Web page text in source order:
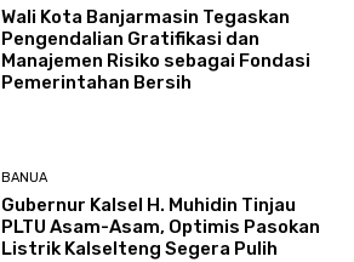
Wali Kota Banjarmasin Tegaskan
Pengendalian Gratifikasi dan
Manajemen Risiko sebagai Fondasi
Pemerintahan Bersih
BANUA
Gubernur Kalsel H. Muhidin Tinjau
PLTU Asam-Asam, Optimis Pasokan
Listrik Kalselteng Segera Pulih